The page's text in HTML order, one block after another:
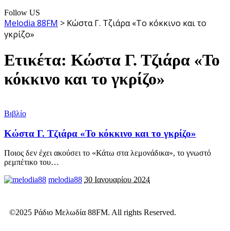
Follow US
Melodia 88FM > Κώστα Γ. Τζιάρα «Το κόκκινο και το
γκρίζο»
Ετικέτα: Κώστα Γ. Τζιάρα «Το
κόκκινο και το γκρίζο»
Βιβλίο
Κώστα Γ. Τζιάρα «Το κόκκινο και το γκρίζο»
Ποιος δεν έχει ακούσει το «Κάτω στα λεμονάδικα», το γνωστό
ρεμπέτικο του…
melodia88 30 Ιανουαρίου 2024
©2025 Ράδιο Μελωδία 88FM. All rights Reserved.